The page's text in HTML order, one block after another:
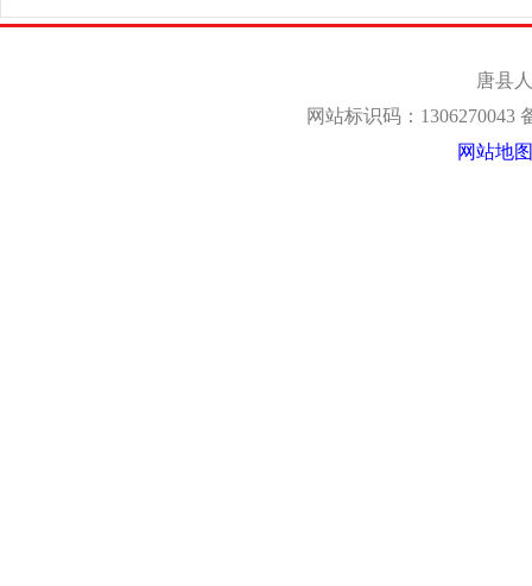
唐县
网站标识码：1306270043
网站地图